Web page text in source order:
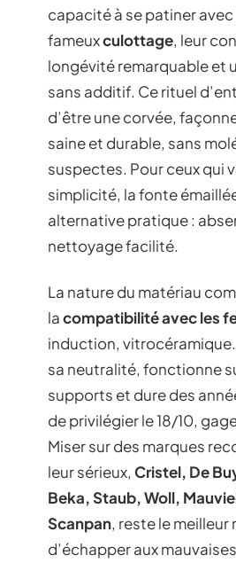
capacité à se patiner avec
fameuxculottage, leur
longévité remarquable et
sans additif. Ce rituel
d’être une corvée,
saine et durable, sans
suspectes. Pour ceux qui
simplicité, la fonte
alternative pratique :
nettoyage facilité.
La nature du matériau
lacompatibilité avec les
induction,
sa neutralité, fonctionne
supports et dure des
de privilégier le 18/10,
Miser sur des marques
leur sérieux, Cristel, De
Beka, Staub, Woll,
Scanpan, reste le meilleur
d’échapper aux